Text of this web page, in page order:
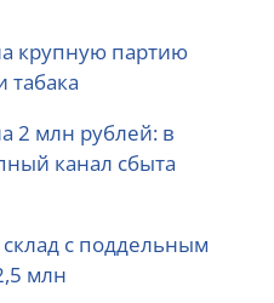
крупную партию
табака
2 млн рублей: в
канал сбыта
с поддельным
млн